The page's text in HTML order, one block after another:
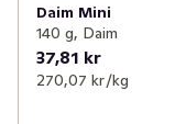
Daim Mini
140 g, Daim
37,81 kr
270,07 kr /kg